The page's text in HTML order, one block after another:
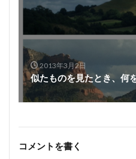
2013年3月2日
似たものを見たとき、何
コメントを書く